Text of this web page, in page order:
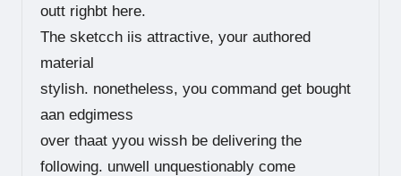
outt righbt here.
The sketcch iis attractive, your authored
material
stylish. nonetheless, you command get bought
aan edgimess
over thaat yyou wissh be delivering the
following. unwell unquestionably come